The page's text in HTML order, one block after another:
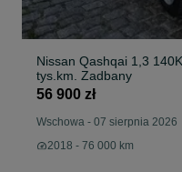
Nissan Qashqai 1,3
tys.km. Zadbany
56 900 zł
Wschowa - 07 sierpnia 2026
2018 - 76 000 km